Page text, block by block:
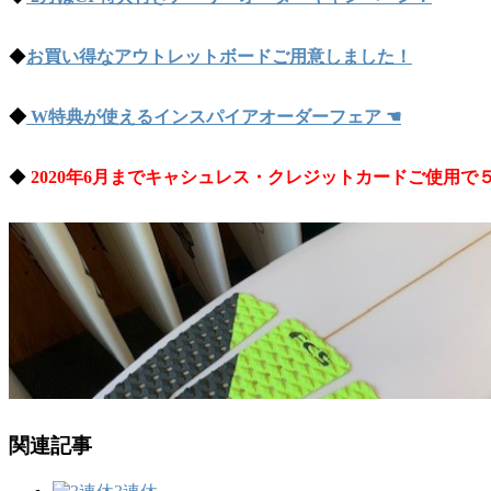
◆お買い得なアウトレットボードご用意しました！
◆ W特典が使えるインスパイアオーダーフェア ☚
◆ 2020年6月までキャシュレス・クレジットカードご使用で
関連記事